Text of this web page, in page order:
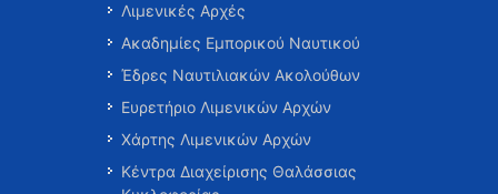
Λιμενικές Αρχές
Ακαδημίες Εμπορικού Ναυτικού
Έδρες Ναυτιλιακών Ακολούθων
Ευρετήριο Λιμενικών Αρχών
Χάρτης Λιμενικών Αρχών
Κέντρα Διαχείρισης Θαλάσσιας